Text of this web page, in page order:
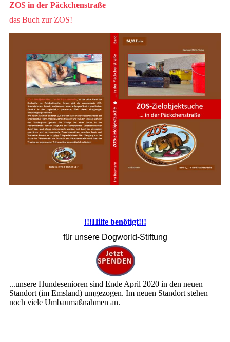
ZOS in der Päckchenstraße
das Buch zur ZOS!
!!!Hilfe benötigt!!!
für unsere Dogworld-Stiftung
...unsere Hundesenioren sind Ende April 2020 in den neuen
Standort (im Emsland) umgezogen. Im neuen Standort stehen
noch viele Umbaumaßnahmen an.